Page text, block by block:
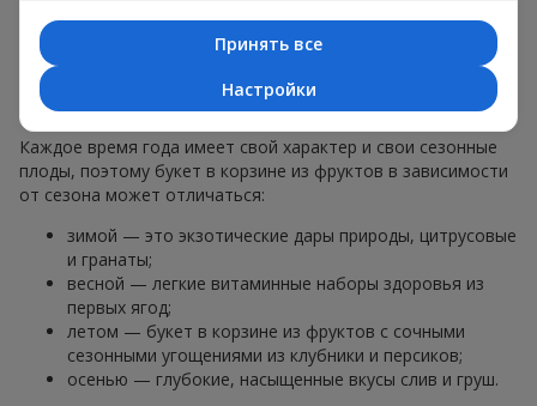
Тематические фруктовые
композиции для праздников
и сезонов
Каждое время года имеет свой характер и свои сезонные
плоды, поэтому букет в корзине из фруктов в зависимости
от сезона может отличаться:
зимой — это экзотические дары природы, цитрусовые
и гранаты;
весной — легкие витаминные наборы здоровья из
первых ягод;
летом — букет в корзине из фруктов с сочными
сезонными угощениями из клубники и персиков;
осенью — глубокие, насыщенные вкусы слив и груш.
Принять все
Настройки